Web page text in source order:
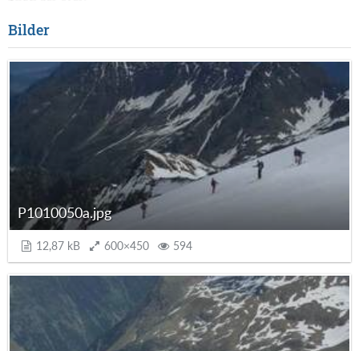
Bilder
P1010050a.jpg
12,87 kB 600×450 594